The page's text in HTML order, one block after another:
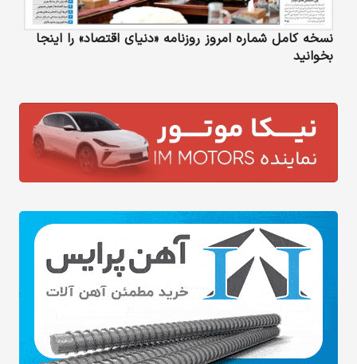
نسخه کامل شماره امروز روزنامه «دنیای‌ اقتصاد» را اینجا
بخوانید